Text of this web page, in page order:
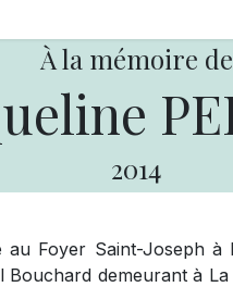
À la mémoire de
2014
Foyer Saint-Joseph à
demeurant à La